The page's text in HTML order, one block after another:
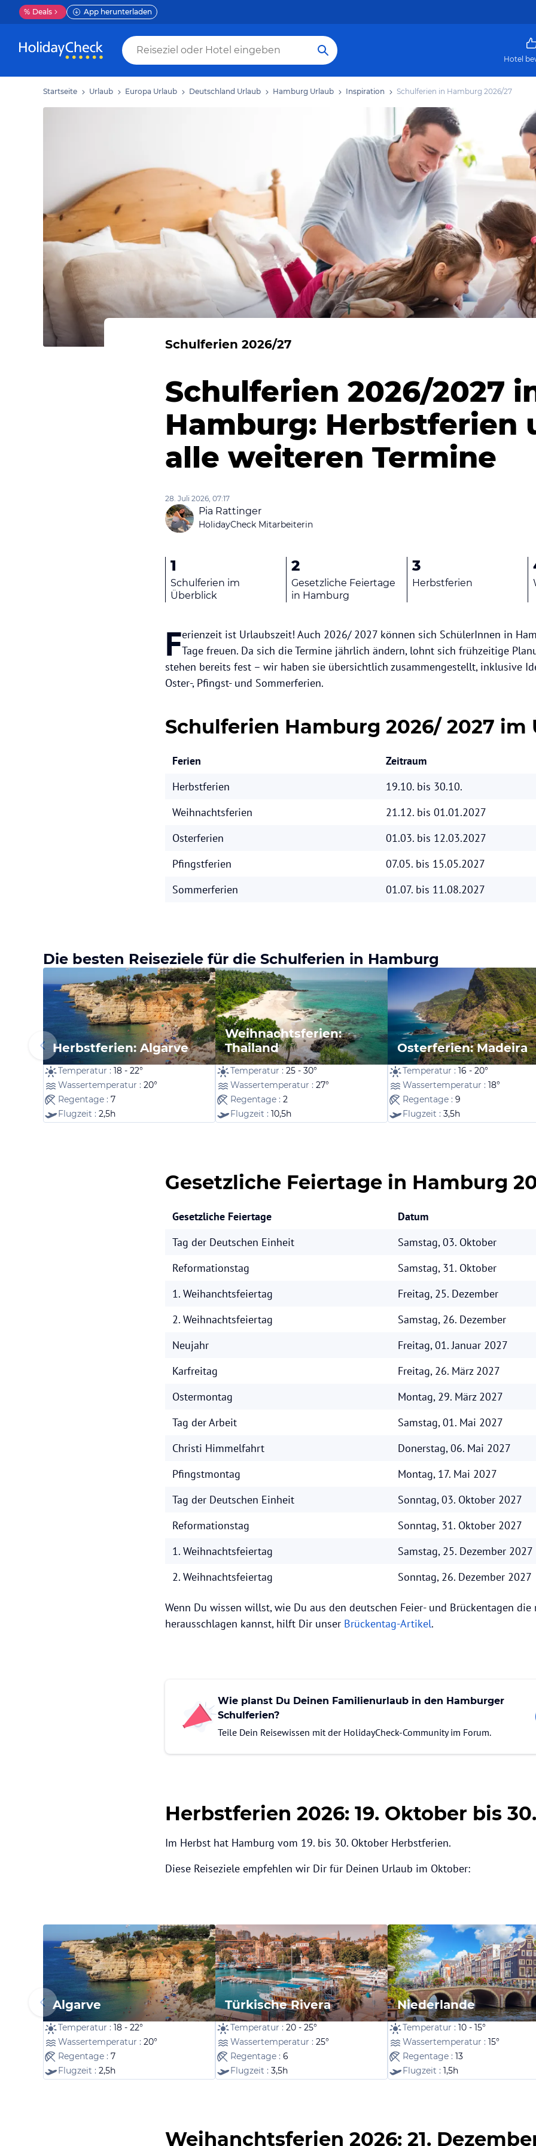
% Deals App herunterladen
Hotel
Startseite Urlaub Europa Urlaub Deutschland Urlaub Hamburg Urlaub Inspiration Schulferien in Hamburg 2026/27
Schulferien 2026/27
Schulferien 2026/2027
Hamburg: Herbstferien
alle weiteren Termine
28. Juli 2026, 07:17
Pia Rattinger
HolidayCheck Mitarbeiterin
1
Schulferien im
Überblick
2
Gesetzliche Feiertage
in Hamburg
3
Herbstferien
Ferienzeit ist Urlaubszeit! Auch 2026/ 2027 können sich SchülerInnen in
Tage freuen. Da sich die Termine jährlich ändern, lohnt sich frühzeitige
stehen bereits fest – wir haben sie übersichtlich zusammengestellt, inklusive
Oster-, Pfingst- und Sommerferien.
Schulferien Hamburg 2026/ 2027 im
Ferien
Zeitraum
Herbstferien
19.10. bis 30.10.
Weihnachtsferien
21.12. bis 01.01.2027
Osterferien
01.03. bis 12.03.2027
Pfingstferien
07.05. bis 15.05.2027
Sommerferien
01.07. bis 11.08.2027
Die besten Reiseziele für die Schulferien in Hamburg
Herbstferien: Algarve
Temperatur : 18 - 22°
Wassertemperatur : 20°
Regentage : 7
Flugzeit : 2,5h
Weihnachtsferien:
Thailand
Temperatur : 25 - 30°
Wassertemperatur : 27°
Regentage : 2
Flugzeit : 10,5h
Osterferien: Madeira
Temperatur : 16 - 20°
Wassertemperatur : 18°
Regentage : 9
Flugzeit : 3,5h
Gesetzliche Feiertage in Hamburg
Gesetzliche Feiertage
Datum
Tag der Deutschen Einheit
Samstag, 03. Oktober
Reformationstag
Samstag, 31. Oktober
1. Weihanchtsfeiertag
Freitag, 25. Dezember
2. Weihnachtsfeiertag
Samstag, 26. Dezember
Neujahr
Freitag, 01. Januar 2027
Karfreitag
Freitag, 26. März 2027
Ostermontag
Montag, 29. März 2027
Tag der Arbeit
Samstag, 01. Mai 2027
Christi Himmelfahrt
Donerstag, 06. Mai 2027
Pfingstmontag
Montag, 17. Mai 2027
Tag der Deutschen Einheit
Sonntag, 03. Oktober 2027
Reformationstag
Sonntag, 31. Oktober 2027
1. Weihnachtsfeiertag
Samstag, 25. Dezember 2027
2. Weihnachtsfeiertag
Sonntag, 26. Dezember 2027
Wenn Du wissen willst, wie Du aus den deutschen Feier- und Brückentagen die
herausschlagen kannst, hilft Dir unser Brückentag-Artikel.
Wie planst Du Deinen Familienurlaub in den Hamburger
Schulferien?
Teile Dein Reisewissen mit der HolidayCheck-Community im Forum.
Herbstferien 2026: 19. Oktober bis
Im Herbst hat Hamburg vom 19. bis 30. Oktober Herbstferien.
Diese Reiseziele empfehlen wir Dir für Deinen Urlaub im Oktober:
Algarve
Temperatur : 18 - 22°
Wassertemperatur : 20°
Regentage : 7
Flugzeit : 2,5h
Türkische Rivera
Temperatur : 20 - 25°
Wassertemperatur : 25°
Regentage : 6
Flugzeit : 3,5h
Niederlande
Temperatur : 10 - 15°
Wassertemperatur : 15°
Regentage : 13
Flugzeit : 1,5h
Weihanchtsferien 2026: 21.